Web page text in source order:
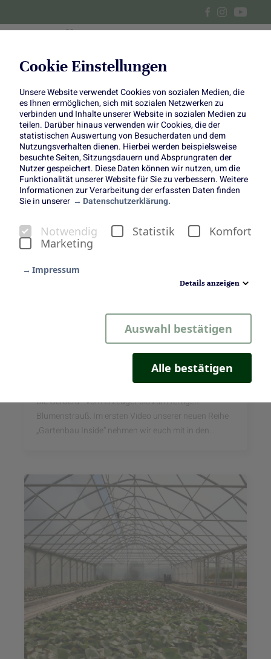
Cookie Einstellungen
Unsere Website verwendet Cookies von sozialen Medien, die
es Ihnen ermöglichen, sich mit sozialen Netzwerken zu
verbinden und Inhalte unserer Website in sozialen Medien zu
teilen. Darüber hinaus verwenden wir Cookies, die der
statistischen Auswertung von Besucherdaten und dem
Nutzungsverhalten dienen. Hierbei werden beispielsweise
besuchte Seiten, Sitzungsdauern und Absprungraten der
Nutzer gespeichert. Diese Daten können wir nutzen, um die
Funktionalität unserer Website für Sie zu verbessern. Weitere
Informationen zur Verarbeitung der erfassten Daten finden
Sie in unserer
Datenschutzerklärung.
Notwendig Statistik
Komfort
Marketing
Impressum
Details anzeigen
Auswahl bestätigen
Alle bestätigen
Erzeugerstories Blumen &
Pflanzen
Gartenbau inside: Die Gerbera
Die Gerbera - vom Erzeuger bis zum fertigen
Blumenstrauß. Im ersten Video unserer neuen Reihe
„Gartenbau Inside“ nehmen wir euch mit in den